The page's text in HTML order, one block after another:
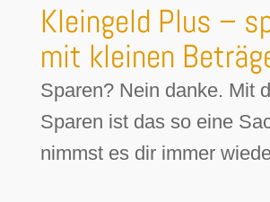
Kleingeld Plus –
mit kleinen
Sparen? Nein danke. Mit
Sparen ist das so eine
nimmst es dir immer